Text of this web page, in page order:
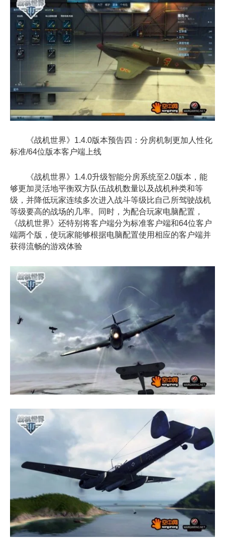
《战机世界》1.4.0版本预告四：分房机制更加人性化
标准/64位版本客户端上线
《战机世界》1.4.0升级智能分房系统至2.0版本，能
够更加灵活地平衡双方队伍战机数量以及战机种类和等
级，并降低玩家连续多次进入战斗等级比自己所驾驶战机
等级要高的战场的几率。同时，为配合玩家电脑配置，
《战机世界》还特别将客户端分为标准客户端和64位客户
端两个版，使玩家能够根据电脑配置使用相应的客户端并
获得流畅的游戏体验